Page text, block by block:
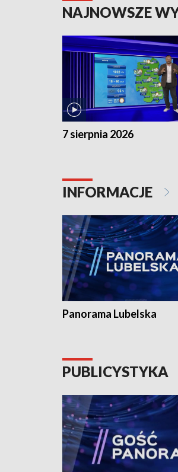
NAJNOWSZE
7 sierpnia 2026
INFORMACJE
Panorama Lubelska
PUBLICYSTYKA